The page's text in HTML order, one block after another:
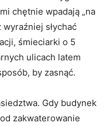
chętnie wpadają „na
słychać
śmieciarki o 5
ulicach latem
by zasnąć.
Gdy budynek
zakwaterowanie